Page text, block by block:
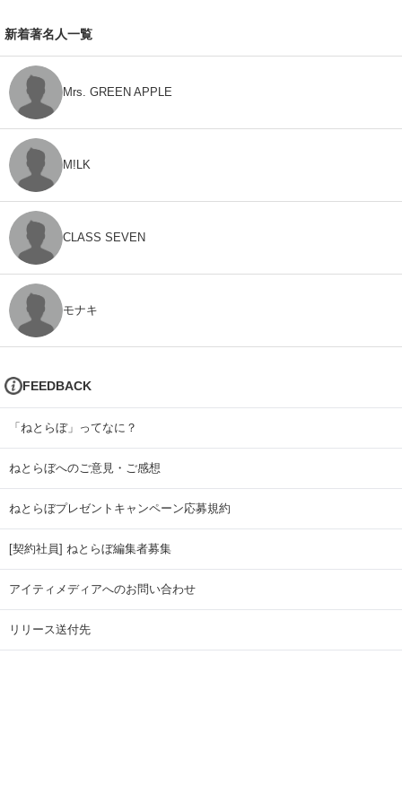
新着著名人一覧
Mrs. GREEN APPLE
M!LK
CLASS SEVEN
モナキ
FEEDBACK
「ねとらぼ」ってなに？
ねとらぼへのご意見・ご感想
ねとらぼプレゼントキャンペーン応募規約
[契約社員] ねとらぼ編集者募集
アイティメディアへのお問い合わせ
リリース送付先